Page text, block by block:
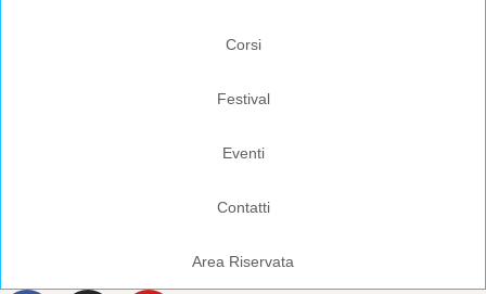
Corsi
Festival
Eventi
Contatti
Area Riservata